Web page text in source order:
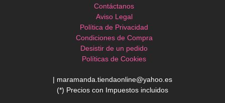
Contáctanos
Aviso Legal
Política de Privacidad
Condiciones de Compra
Desistir de un pedido
Políticas de Cookies
| maramanda.tiendaonline@yahoo.es
(*) Precios con Impuestos incluidos